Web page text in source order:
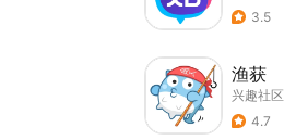
3.5
渔获
兴趣社区
4.7